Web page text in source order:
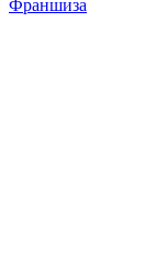
Франшиза